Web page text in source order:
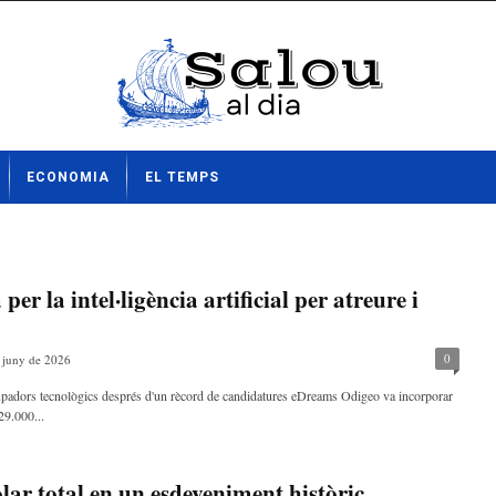
ECONOMIA EL TEMPS
per la intel·ligència artificial per atreure i
de 2026 0
tecnològics després d'un rècord de candidatures eDreams Odigeo va incorporar